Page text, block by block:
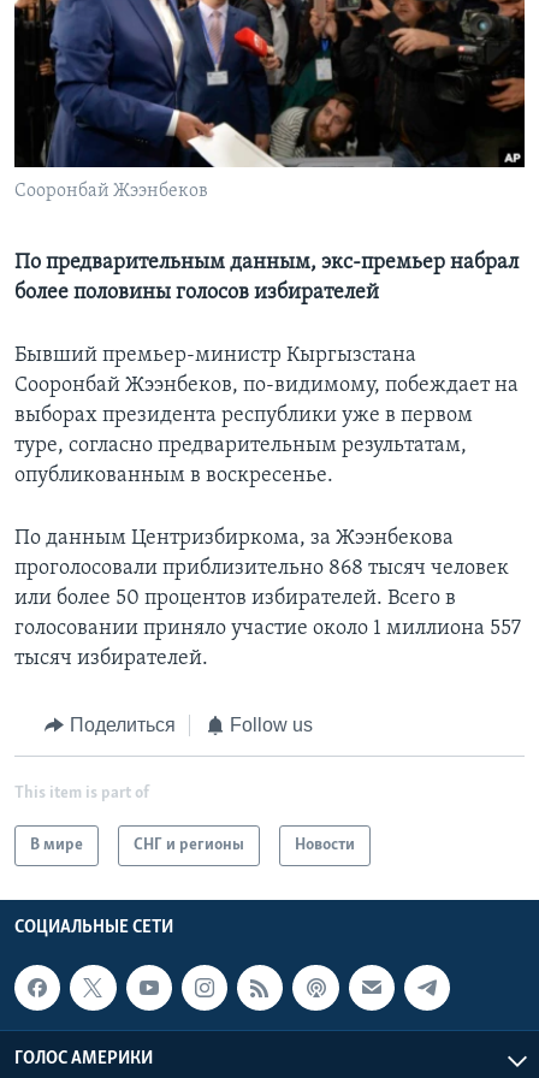
Learning English
СОЦИАЛЬНЫЕ СЕТИ
Сооронбай Жээнбеков
По предварительным данным, экс-премьер набрал
более половины голосов избирателей
Бывший премьер-министр Кыргызстана
Сооронбай Жээнбеков, по-видимому, побеждает на
выборах президента республики уже в первом
туре, согласно предварительным результатам,
опубликованным в воскресенье.
По данным Центризбиркома, за Жээнбекова
проголосовали приблизительно 868 тысяч человек
или более 50 процентов избирателей. Всего в
голосовании приняло участие около 1 миллиона 557
тысяч избирателей.
Поделиться Follow us
This item is part of
В мире СНГ и регионы Новости
СОЦИАЛЬНЫЕ СЕТИ
ГОЛОС АМЕРИКИ